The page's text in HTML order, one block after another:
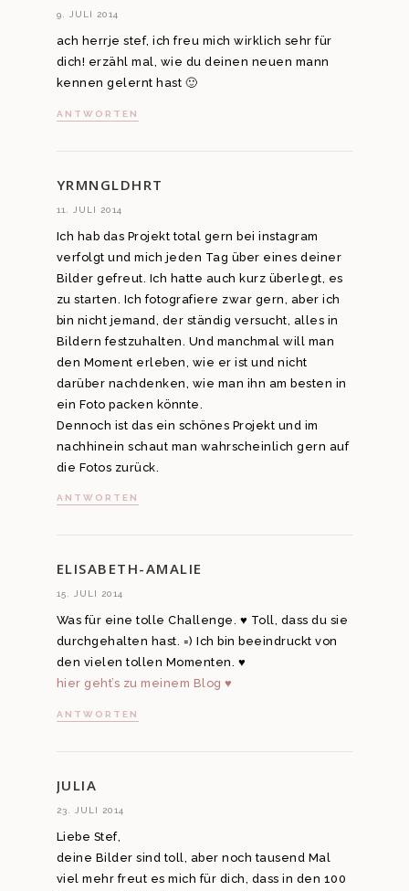
9. JULI 2014
ach herrje stef, ich freu mich wirklich sehr für
dich! erzähl mal, wie du deinen neuen mann
kennen gelernt hast 🙂
ANTWORTEN
YRMNGLDHRT
11. JULI 2014
Ich hab das Projekt total gern bei instagram
verfolgt und mich jeden Tag über eines deiner
Bilder gefreut. Ich hatte auch kurz überlegt, es
zu starten. Ich fotografiere zwar gern, aber ich
bin nicht jemand, der ständig versucht, alles in
Bildern festzuhalten. Und manchmal will man
den Moment erleben, wie er ist und nicht
darüber nachdenken, wie man ihn am besten in
ein Foto packen könnte.
Dennoch ist das ein schönes Projekt und im
nachhinein schaut man wahrscheinlich gern auf
die Fotos zurück.
ANTWORTEN
ELISABETH-AMALIE
15. JULI 2014
Was für eine tolle Challenge. ♥ Toll, dass du sie
durchgehalten hast. =) Ich bin beeindruckt von
den vielen tollen Momenten. ♥
hier geht’s zu meinem Blog ♥
ANTWORTEN
JULIA
23. JULI 2014
Liebe Stef,
deine Bilder sind toll, aber noch tausend Mal
viel mehr freut es mich für dich, dass in den 100